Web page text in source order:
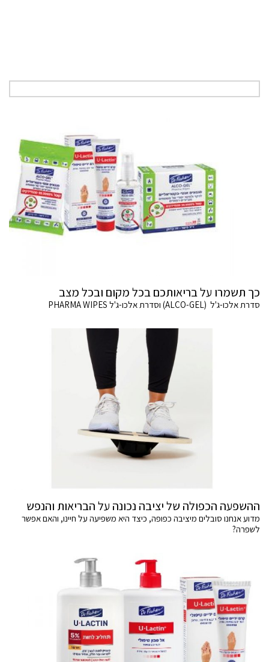
כך תשמרו על בריאותכם בכל מקום ובכל מצב
סדרת אלכו-ג'ל (ALCO-GEL) וסדרת אלכו-ג'ל PHARMA WIPES
ההשפעה הכפולה של יציבה נכונה על הבריאות והנפש
מדוע אנחנו סובלים מיציבה כפופה, כיצד היא משפיעה על חיינו, והאם אפשר
לשפרה?